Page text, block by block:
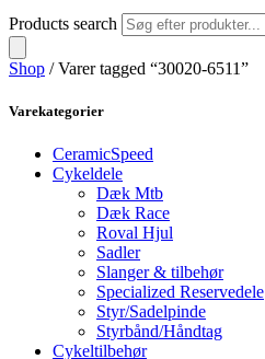
Products search
Shop / Varer tagged “30020-6511”
Varekategorier
CeramicSpeed
Cykeldele
Dæk Mtb
Dæk Race
Roval Hjul
Sadler
Slanger & tilbehør
Specialized Reservedele
Styr/Sadelpinde
Styrbånd/Håndtag
Cykeltilbehør